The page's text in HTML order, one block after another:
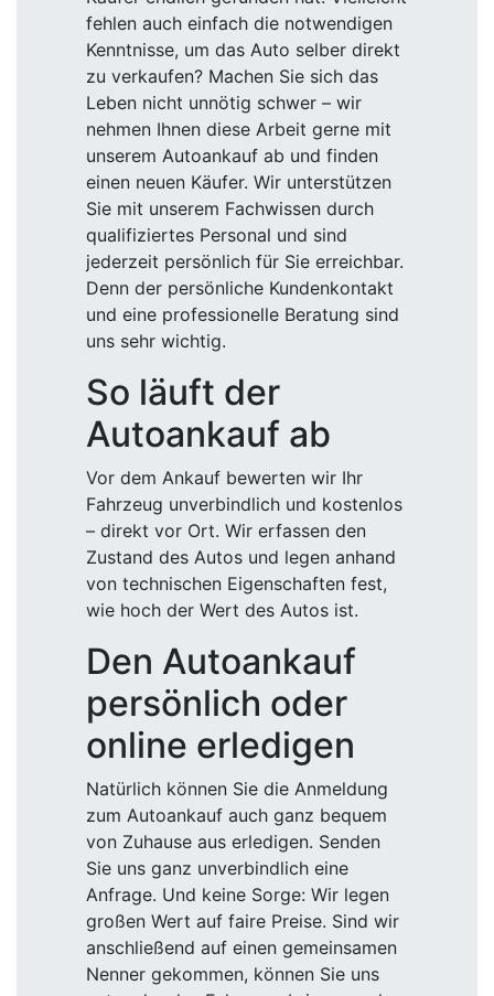
fehlen auch einfach die notwendigen
Kenntnisse, um das Auto selber direkt
zu verkaufen? Machen Sie sich das
Leben nicht unnötig schwer – wir
nehmen Ihnen diese Arbeit gerne mit
unserem Autoankauf ab und finden
einen neuen Käufer. Wir unterstützen
Sie mit unserem Fachwissen durch
qualifiziertes Personal und sind
jederzeit persönlich für Sie erreichbar.
Denn der persönliche Kundenkontakt
und eine professionelle Beratung sind
uns sehr wichtig.
So läuft der
Autoankauf ab
Vor dem Ankauf bewerten wir Ihr
Fahrzeug unverbindlich und kostenlos
– direkt vor Ort. Wir erfassen den
Zustand des Autos und legen anhand
von technischen Eigenschaften fest,
wie hoch der Wert des Autos ist.
Den Autoankauf
persönlich oder
online erledigen
Natürlich können Sie die Anmeldung
zum Autoankauf auch ganz bequem
von Zuhause aus erledigen. Senden
Sie uns ganz unverbindlich eine
Anfrage. Und keine Sorge: Wir legen
großen Wert auf faire Preise. Sind wir
anschließend auf einen gemeinsamen
Nenner gekommen, können Sie uns